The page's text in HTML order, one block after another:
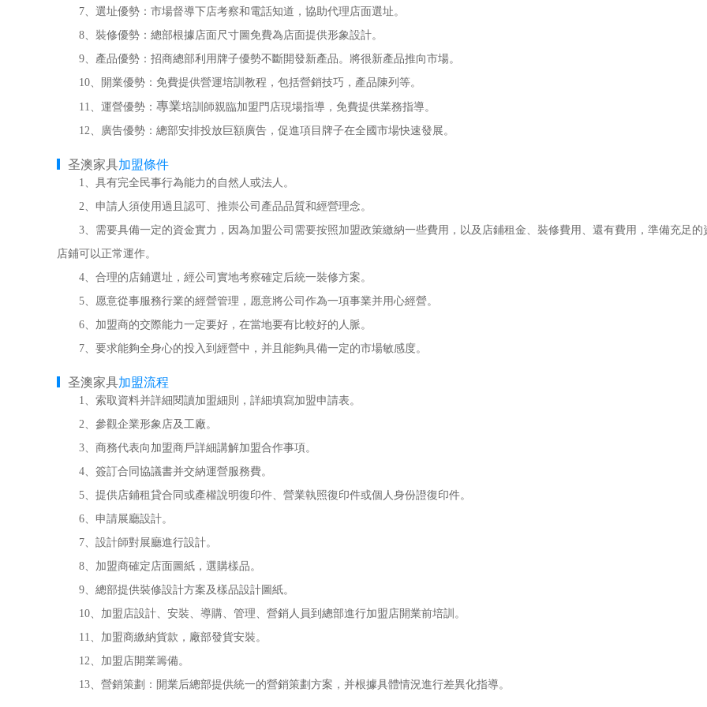
7、選址優勢：市場督導下店考察和電話知道，協助代理店面選址。
8、裝修優勢：總部根據店面尺寸圖免費為店面提供形象設計。
9、產品優勢：招商總部利用牌子優勢不斷開發新產品。將很新產品推向市場。
10、開業優勢：免費提供營運培訓教程，包括營銷技巧，產品陳列等。
11、運營優勢： 專業培訓師親臨加盟門店現場指導，免費提供業務指導。
12、廣告優勢：總部安排投放巨額廣告，促進項目牌子在全國市場快速發展。
圣澳家具加盟條件
1、具有完全民事行為能力的自然人或法人。
2、申請人須使用過且認可、推崇公司產品品質和經營理念。
3、需要具備一定的資金實力，因為加盟公司需要按照加盟政策繳納一些費用，以及店鋪租金、裝修費用、還有費用，準備充足的
店鋪可以正常運作。
4、合理的店鋪選址，經公司實地考察確定后統一裝修方案。
5、愿意從事服務行業的經營管理，愿意將公司作為一項事業并用心經營。
6、加盟商的交際能力一定要好，在當地要有比較好的人脈。
7、要求能夠全身心的投入到經營中，并且能夠具備一定的市場敏感度。
圣澳家具加盟流程
1、索取資料并詳細閱讀加盟細則，詳細填寫加盟申請表。
2、參觀企業形象店及工廠。
3、商務代表向加盟商戶詳細講解加盟合作事項。
4、簽訂合同協議書并交納運營服務費。
5、提供店鋪租貸合同或產權說明復印件、營業執照復印件或個人身份證復印件。
6、申請展廳設計。
7、設計師對展廳進行設計。
8、加盟商確定店面圖紙，選購樣品。
9、總部提供裝修設計方案及樣品設計圖紙。
10、加盟店設計、安裝、導購、管理、營銷人員到總部進行加盟店開業前培訓。
11、加盟商繳納貨款，廠部發貨安裝。
12、加盟店開業籌備。
13、營銷策劃：開業后總部提供統一的營銷策劃方案，并根據具體情況進行差異化指導。